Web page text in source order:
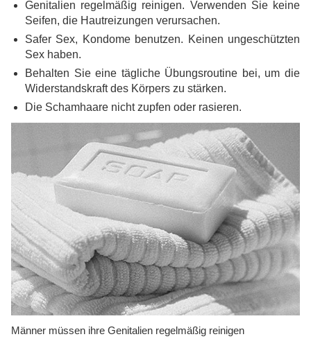
Genitalien regelmäßig reinigen. Verwenden Sie keine
Seifen, die Hautreizungen verursachen.
Safer Sex, Kondome benutzen. Keinen ungeschützten
Sex haben.
Behalten Sie eine tägliche Übungsroutine bei, um die
Widerstandskraft des Körpers zu stärken.
Die Schamhaare nicht zupfen oder rasieren.
Männer müssen ihre Genitalien regelmäßig reinigen